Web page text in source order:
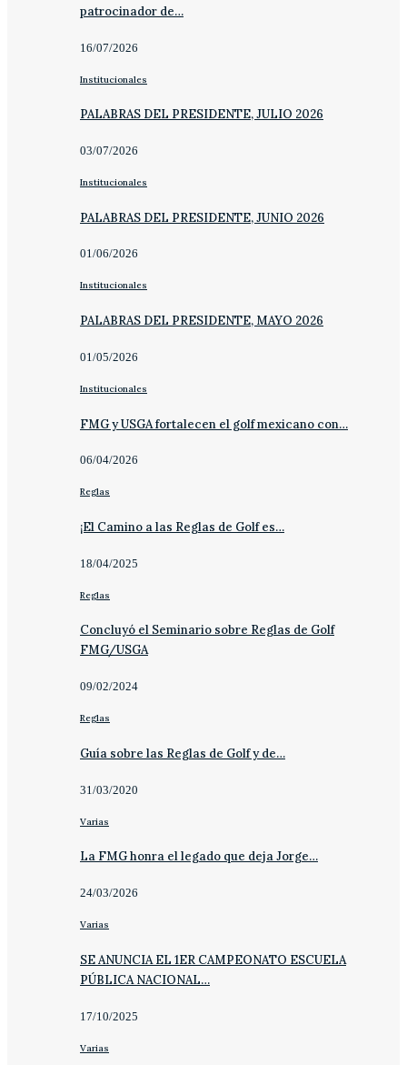
patrocinador de…
16/07/2026
Institucionales
PALABRAS DEL PRESIDENTE, JULIO 2026
03/07/2026
Institucionales
PALABRAS DEL PRESIDENTE, JUNIO 2026
01/06/2026
Institucionales
PALABRAS DEL PRESIDENTE, MAYO 2026
01/05/2026
Institucionales
FMG y USGA fortalecen el golf mexicano con…
06/04/2026
Reglas
¡El Camino a las Reglas de Golf es…
18/04/2025
Reglas
Concluyó el Seminario sobre Reglas de Golf
FMG/USGA
09/02/2024
Reglas
Guía sobre las Reglas de Golf y de…
31/03/2020
Varias
La FMG honra el legado que deja Jorge…
24/03/2026
Varias
SE ANUNCIA EL 1ER CAMPEONATO ESCUELA
PÚBLICA NACIONAL…
17/10/2025
Varias